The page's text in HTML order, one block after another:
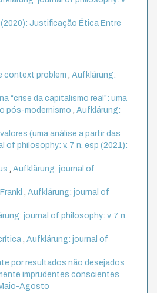
Justificação Ética Entre
context problem,Aufklärung:
“crise da capitalismo real”: uma
pós-modernismo,Aufklärung:
(uma análise a partir das
of philosophy: v. 7 n. esp (2021):
,Aufklärung: journal of
,Aufklärung: journal of
journal of philosophy: v. 7 n.
,Aufklärung: journal of
por resultados não desejados
imprudentes conscientes
Agosto